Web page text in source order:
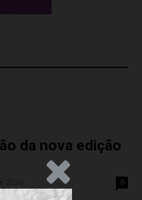
da nova edição
0